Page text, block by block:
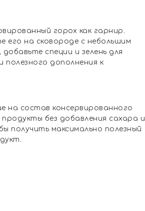
горох как гарнир.
его на сковороде с небольшим
специи и зелень для
полезного дополнения к
на состав консервированного
без добавления сахара и
получить максимально полезный